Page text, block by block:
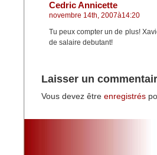
Cedric Annicette
novembre 14th, 2007à14:20
Tu peux compter un de plus!
de salaire debutant!
Laisser un
Vous devez être enregistrés